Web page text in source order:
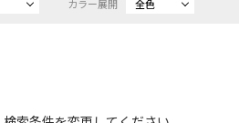
カラー展開 全色